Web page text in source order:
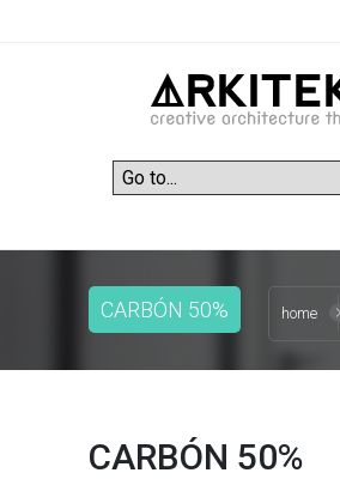
CARBÓN 50% home
CARBÓN 50%